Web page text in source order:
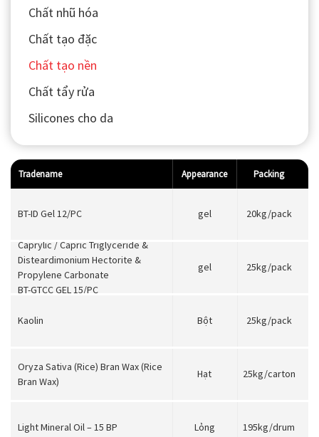
Chất nhũ hóa
Chất tạo đặc
Chất tạo nền
Chất tẩy rửa
Silicones cho da
Tradename Appearance Packing
BT-ID Gel 12/PC gel 20kg/pack
Caprylic / Capric Triglyceride &
Disteardimonium Hectorite &
Propylene Carbonate
BT-GTCC GEL 15/PC
gel 25kg/pack
Kaolin Bột 25kg/pack
Oryza Sativa (Rice) Bran Wax (Rice
Bran Wax)
Hạt 25kg/carton
Light Mineral Oil – 15 BP Lỏng 195kg/drum